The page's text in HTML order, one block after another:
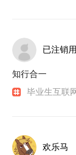
已注销
知行合一
毕业生互联
欢乐马